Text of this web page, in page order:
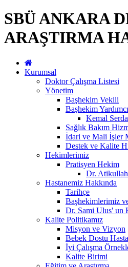
SBÜ ANKARA
ARAŞTIRMA
Kurumsal
Doktor Çalışma Listesi
Yönetim
Başhekim Vekili
Başhekim
Kemal
Sağlık Bakım
İdari ve Mali İşler
Destek ve Kalite
Hekimlerimiz
Pratisyen Hekim
Dr. Atikullah
Hastanemiz Hakkında
Tarihçe
Başhekimlerimiz
Dr. Sami Ulus' un
Kalite Politikamız
Misyon ve Vizyon
Bebek Dostu
İyi Çalışma
Kalite Birimi